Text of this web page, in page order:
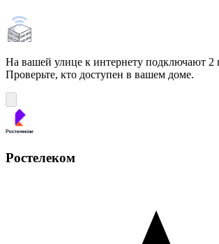
На вашей улице к интернету подключают 2
Проверьте, кто доступен в вашем доме.
Ростелеком